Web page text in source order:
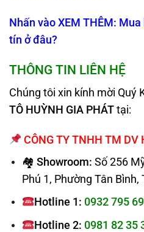
Nhấn vào XEM THÊM:
tín ở đâu?
THÔNG TIN LIÊN HỆ
Chúng tôi xin kính mời Quý
TÔ HUỲNH GIA PHÁT tại:
CÔNG TY TNHH TM DV
🏘 Showroom: Số 256
Phú 1, Phường Tân Bình,
Hotline 1: 0932 795
Hotline 2: 0981 82 35